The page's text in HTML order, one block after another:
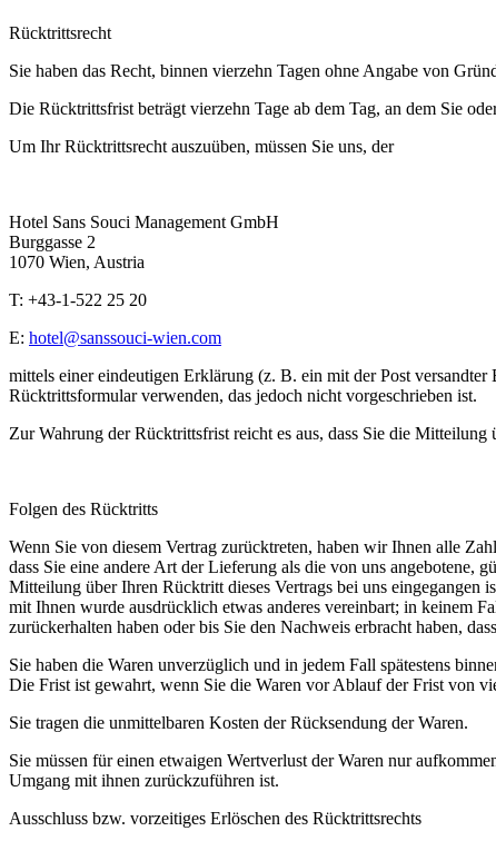
Rücktrittsrecht
Sie haben das Recht, binnen vierzehn Tagen ohne Angabe von
Die Rücktrittsfrist beträgt vierzehn Tage ab dem Tag, an dem Sie
Um Ihr Rücktrittsrecht auszuüben, müssen Sie uns, der
Hotel Sans Souci Management GmbH
Burggasse 2
1070 Wien, Austria
T: +43-1-522 25 20
E: hotel@sanssouci-wien.com
mittels einer eindeutigen Erklärung (z. B. ein mit der Post
Rücktrittsformular verwenden, das jedoch nicht vorgeschrieben ist.
Zur Wahrung der Rücktrittsfrist reicht es aus, dass Sie die
Folgen des Rücktritts
Wenn Sie von diesem Vertrag zurücktreten, haben wir Ihnen alle
dass Sie eine andere Art der Lieferung als die von uns angebotene,
Mitteilung über Ihren Rücktritt dieses Vertrags bei uns eingegangen
mit Ihnen wurde ausdrücklich etwas anderes vereinbart; in keinem
zurückerhalten haben oder bis Sie den Nachweis erbracht haben,
Sie haben die Waren unverzüglich und in jedem Fall spätestens
Die Frist ist gewahrt, wenn Sie die Waren vor Ablauf der Frist von
Sie tragen die unmittelbaren Kosten der Rücksendung der Waren.
Sie müssen für einen etwaigen Wertverlust der Waren nur
Umgang mit ihnen zurückzuführen ist.
Ausschluss bzw. vorzeitiges Erlöschen des Rücktrittsrechts